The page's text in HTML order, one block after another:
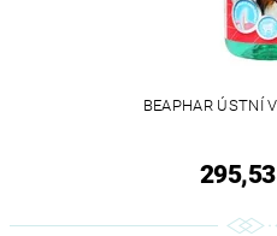
BEAPHAR ÚSTNÍ